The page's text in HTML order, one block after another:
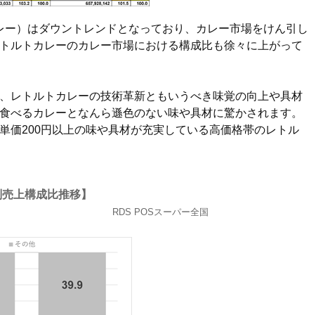
）はダウントレンドとなっており、カレー市場をけん引し
ルトカレーのカレー市場における構成比も徐々に上がって
レトルトカレーの技術革新ともいうべき味覚の向上や具材
るカレーとなんら遜色のない味や具材に驚かされます。
価200円以上の味や具材が充実している高価格帯のレトル
上構成比推移】
RDS POSスーパー全国